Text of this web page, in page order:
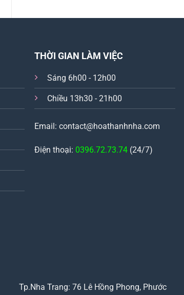
THỜI GIAN LÀM VIỆC
Sáng 6h00 - 12h00
Chiều 13h30 - 21h00
Email: contact@hoathanhnha.com
Điện thoại: 0396.72.73.74 (24/7)
Tp.Nha Trang: 76 Lê Hồng Phong, Phước